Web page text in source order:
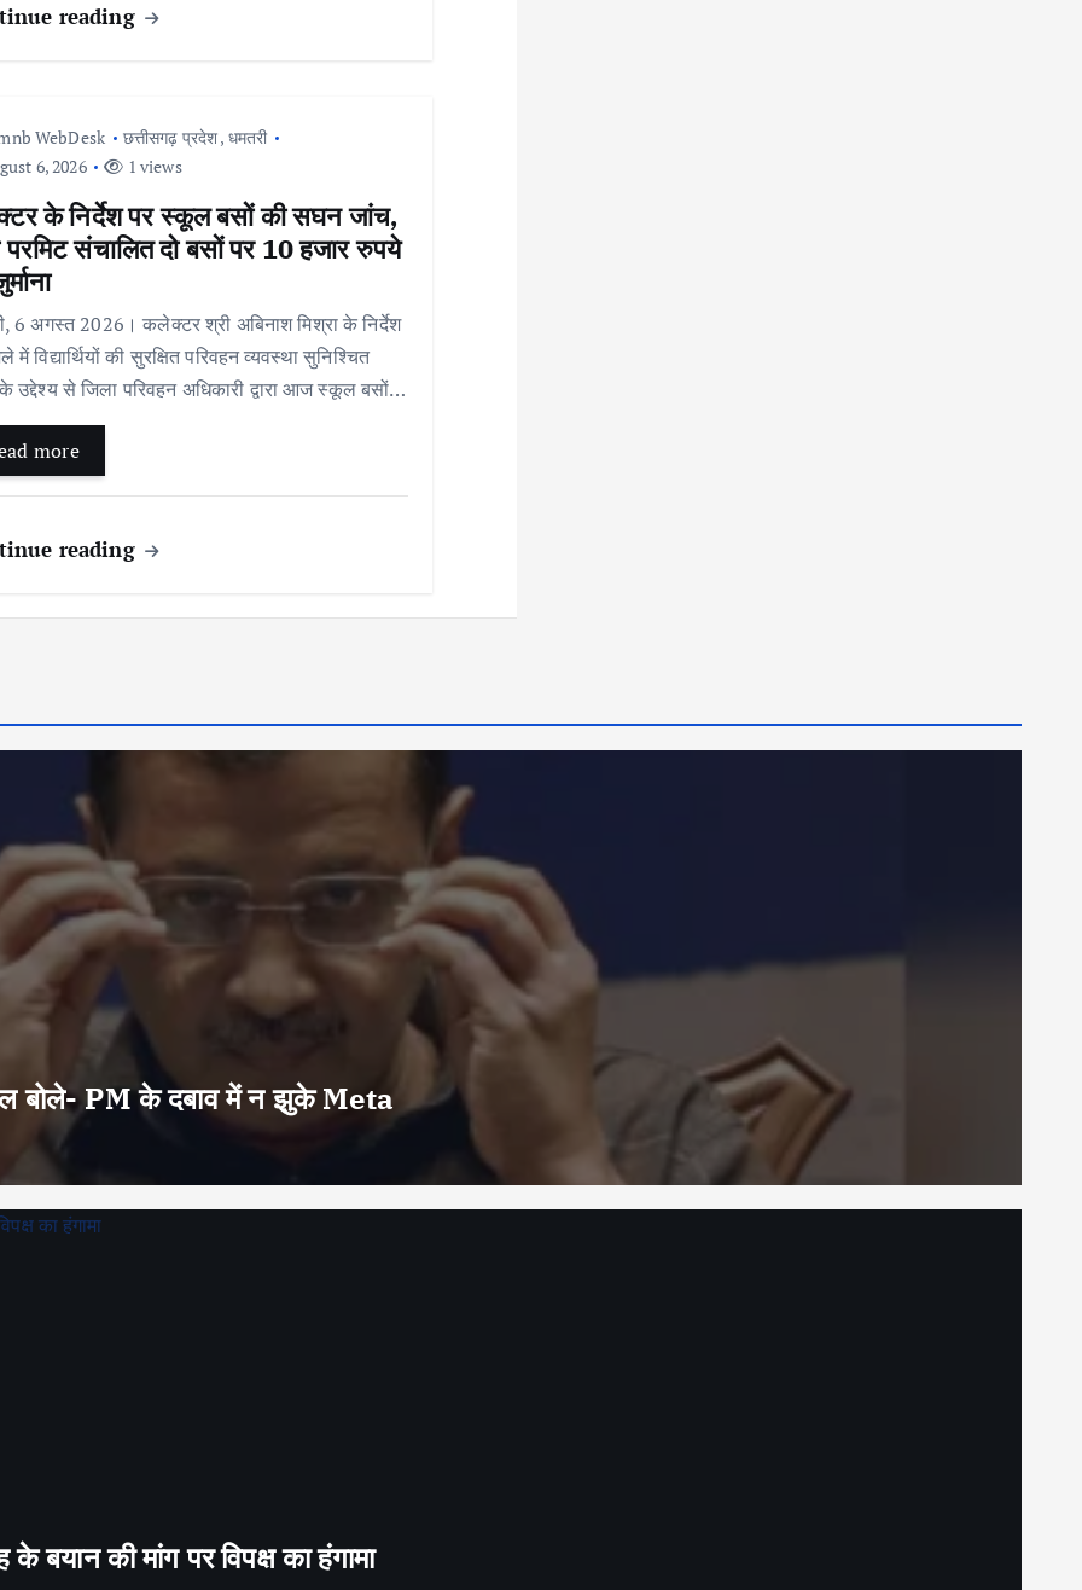
reading
WebDesk छत्तीसगढ़ प्रदेश, धमतरी
6, 2026
1 views
के निर्देश पर स्कूल बसों की सघन जांच,
परमिट संचालित दो बसों पर 10 हजार रुपये
6 अगस्त 2026। कलेक्टर श्री अबिनाश मिश्रा के निर्देश
में विद्यार्थियों की सुरक्षित परिवहन व्यवस्था सुनिश्चित
उद्देश्य से जिला परिवहन अधिकारी द्वारा आज स्कूल बसों…
more
reading
बोले- PM के दबाव में न झुके Meta
बयान की मांग पर विपक्ष का हंगामा